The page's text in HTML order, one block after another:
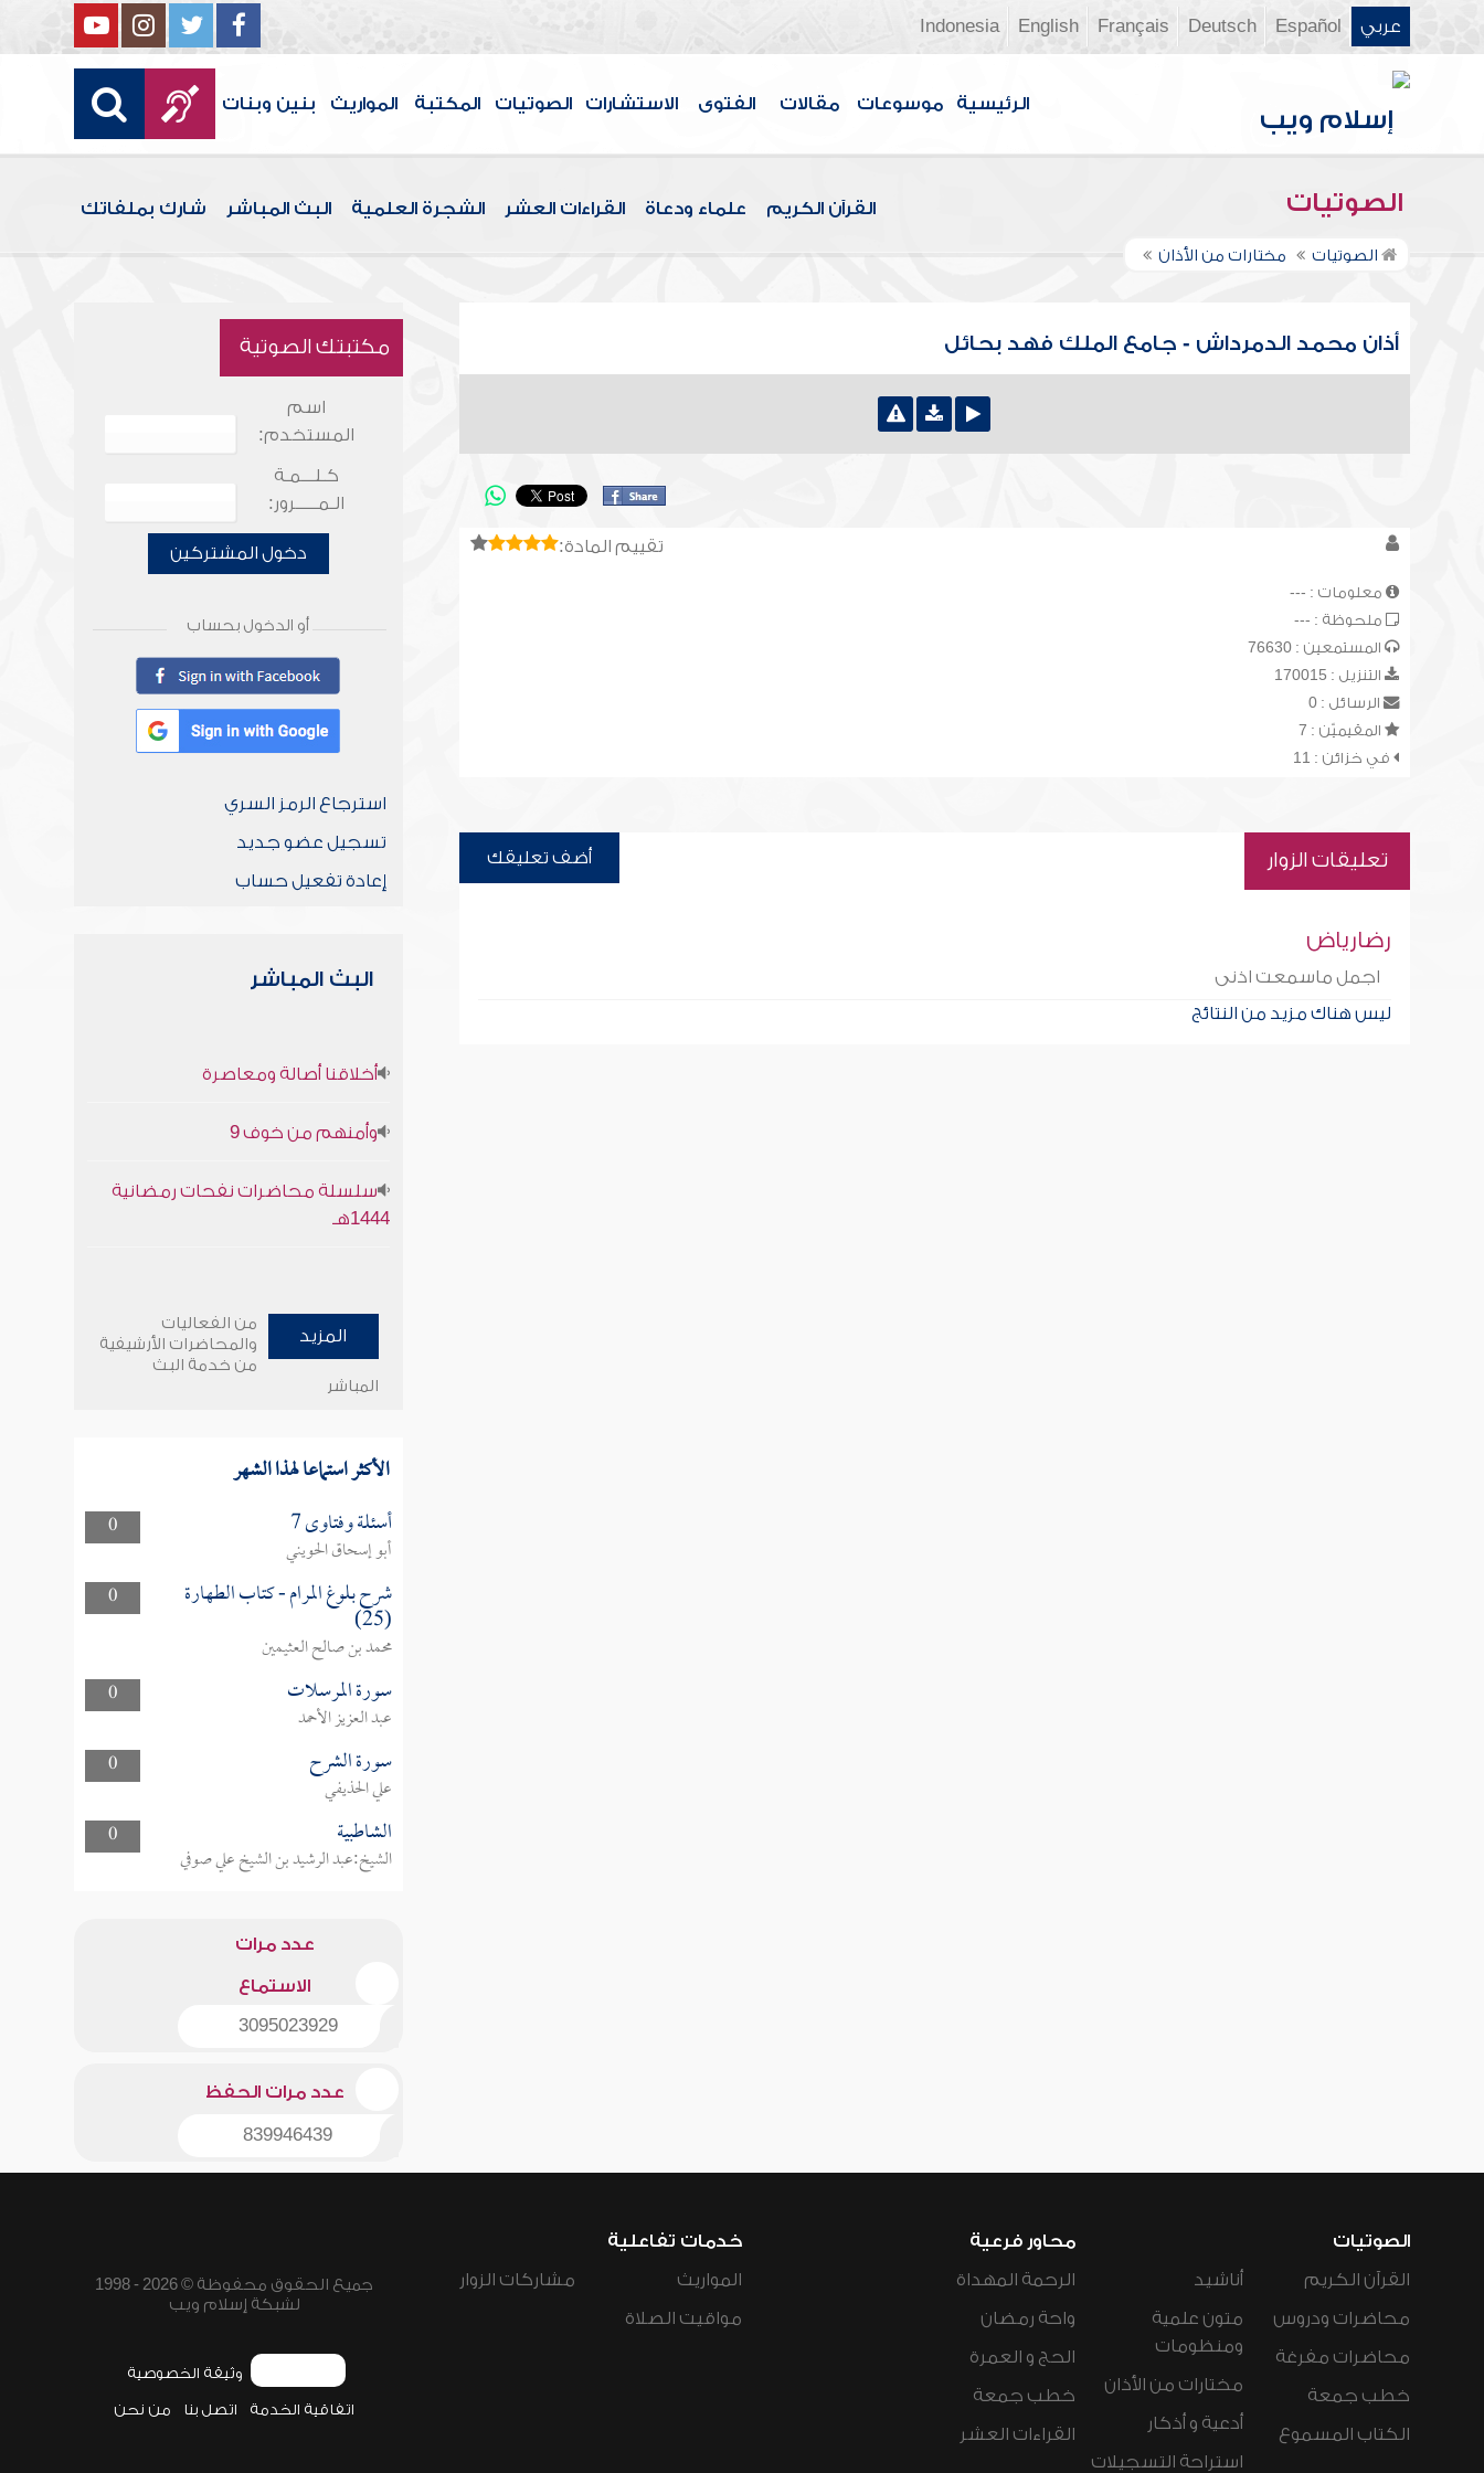
عربي Español
Deutsch
Français
English
Indonesia
الرئيسية موسوعات مقالات الفتوى الاستشارات الصوتيات المكتبة المواريث بنين وبنات
الصوتيات القرآن الكريم علماء ودعاة القراءات العشر الشجرة العلمية البث المباشر شارك بملفاتك
الصوتيات مختارات من الأذان
أذان محمد الدمرداش - جامع الملك فهد بحائل
تقييم المادة:
معلومات : ---
ملحوظة : ---
المستمعين : 76630
التنزيل : 170015
الرسائل : 0
المقيميّن : 7
في خزائن : 11
تعليقات الزوار أضف تعليقك
رضارياض
اجمل ماسمعت اذنى
ليس هناك مزيد من النتائج
مكتبتك الصوتية
اسم
المستخدم:
كـلـــمـة
الـمـــــرور:
دخول المشتركين
أو الدخول بحساب
استرجاع الرمز السري
تسجيل عضو جديد
إعادة تفعيل حساب
البث المباشر
أخلاقنا أصالة ومعاصرة
وأمنهم من خوف 9
سلسلة محاضرات نفحات رمضانية
1444هـ
المزيد
من الفعاليات
والمحاضرات الأرشيفية
من خدمة البث
المباشر
الأكثر استماعا لهذا الشهر
0 أسئلة وفتاوى 7
أبو إسحاق الحويني
0
شرح بلوغ المرام - كتاب الطهارة
(25)
محمد بن صالح العثيمين
0
سورة المرسلات
عبد العزيز الأحمد
0
سورة الشرح
علي الحذيفي
0
الشاطبية
الشيخ:عبد الرشيد بن الشيخ علي صوفي
عدد مرات
الاستماع
3095023929
عدد مرات الحفظ
839946439
الصوتيات
القرآن الكريم
محاضرات ودروس
محاضرات مفرغة
خطب جمعة
الكتاب المسموع
أناشيد
متون علمية
ومنظومات
مختارات من الأذان
أدعية و أذكار
استراحة التسجيلات
محاور فرعية
الرحمة المهداة
واحة رمضان
الحج و العمرة
خطب جمعة
القراءات العشر
خدمات تفاعلية
المواريث
مواقيت الصلاة
مشاركات الزوار
جميع الحقوق محفوظة © 2026 - 1998
لشبكة إسلام ويب
وثيقة الخصوصية
اتفاقية الخدمة اتصل بنا من نحن